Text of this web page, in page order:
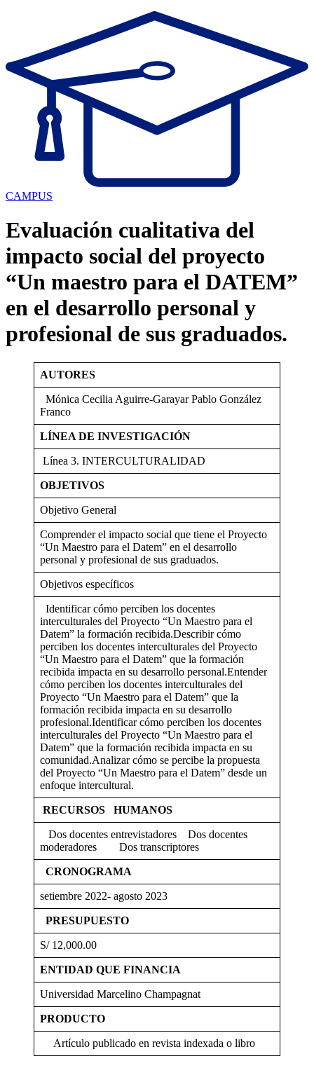
CAMPUS
Evaluación cualitativa del
impacto social del proyecto
“Un maestro para el DATEM”
en el desarrollo personal y
profesional de sus graduados.
AUTORES
Mónica Cecilia Aguirre-Garayar Pablo González
Franco
LÍNEA DE INVESTIGACIÓN
Línea 3. INTERCULTURALIDAD
OBJETIVOS
Objetivo General
Comprender el impacto social que tiene el Proyecto
“Un Maestro para el Datem” en el desarrollo
personal y profesional de sus graduados.
Objetivos específicos
Identificar cómo perciben los docentes
interculturales del Proyecto “Un Maestro para el
Datem” la formación recibida.Describir cómo
perciben los docentes interculturales del Proyecto
“Un Maestro para el Datem” que la formación
recibida impacta en su desarrollo personal.Entender
cómo perciben los docentes interculturales del
Proyecto “Un Maestro para el Datem” que la
formación recibida impacta en su desarrollo
profesional.Identificar cómo perciben los docentes
interculturales del Proyecto “Un Maestro para el
Datem” que la formación recibida impacta en su
comunidad.Analizar cómo se percibe la propuesta
del Proyecto “Un Maestro para el Datem” desde un
enfoque intercultural.
RECURSOS HUMANOS
Dos docentes entrevistadores Dos docentes
moderadores Dos transcriptores
CRONOGRAMA
setiembre 2022- agosto 2023
PRESUPUESTO
S/ 12,000.00
ENTIDAD QUE FINANCIA
Universidad Marcelino Champagnat
PRODUCTO
Artículo publicado en revista indexada o libro